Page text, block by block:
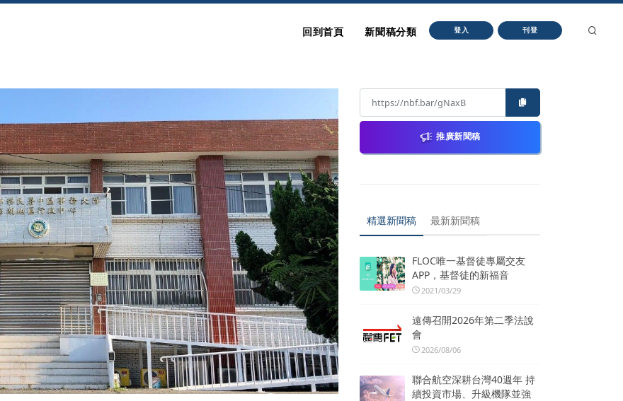
回到首頁 新聞稿分類 登入 刊登
推廣新聞稿
精選新聞稿 最新新聞稿
FLOC唯一基督徒專屬交友
APP，基督徒的新福音
2021/03/29
遠傳召開2026年第二季法說
會
2026/08/06
聯合航空深耕台灣40週年 持
續投資市場、升級機隊並強